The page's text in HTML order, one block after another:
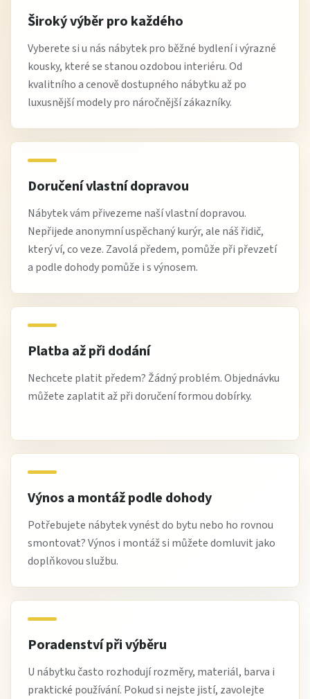
Široký výběr pro každého
Vyberete si u nás nábytek pro běžné bydlení i výrazné
kousky, které se stanou ozdobou interiéru. Od
kvalitního a cenově dostupného nábytku až po
luxusnější modely pro náročnější zákazníky.
Doručení vlastní dopravou
Nábytek vám přivezeme naší vlastní dopravou.
Nepřijede anonymní uspěchaný kurýr, ale náš řidič,
který ví, co veze. Zavolá předem, pomůže při převzetí
a podle dohody pomůže i s výnosem.
Platba až při dodání
Nechcete platit předem? Žádný problém. Objednávku
můžete zaplatit až při doručení formou dobírky.
Výnos a montáž podle dohody
Potřebujete nábytek vynést do bytu nebo ho rovnou
smontovat? Výnos i montáž si můžete domluvit jako
doplňkovou službu.
Poradenství při výběru
U nábytku často rozhodují rozměry, materiál, barva i
praktické používání. Pokud si nejste jistí, zavolejte